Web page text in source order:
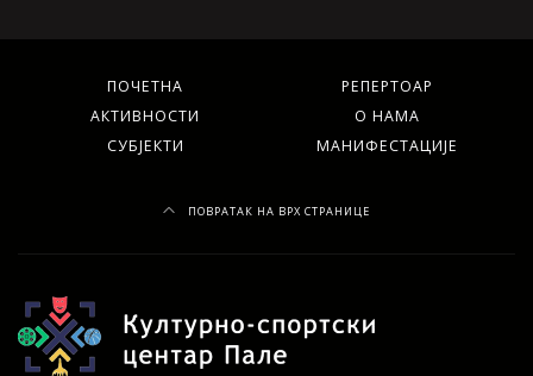
ПОЧЕТНА
РЕПЕРТОАР
АКТИВНОСТИ
О НАМА
СУБЈЕКТИ
МАНИФЕСТАЦИЈЕ
ПОВРАТАК НА ВРХ СТРАНИЦЕ